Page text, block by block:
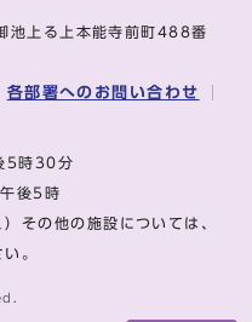
上る上本能寺前町488番
各部署へのお問い合わせ
5時30分
午後5時
その他の施設については、
。